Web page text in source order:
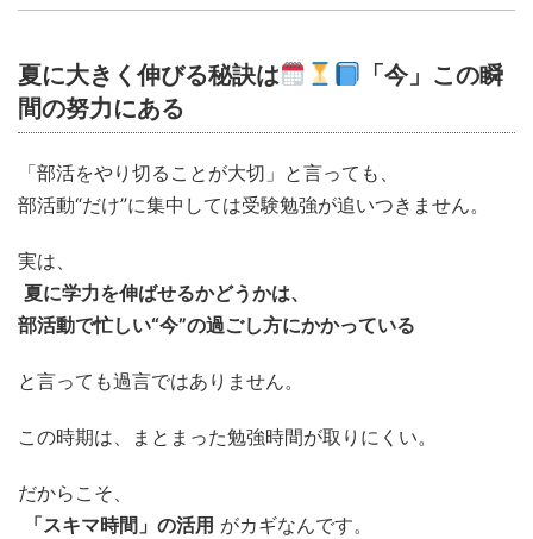
夏に大きく伸びる秘訣は
「今」この瞬
間の努力にある
「部活をやり切ることが大切」と言っても、
部活動“だけ”に集中しては受験勉強が追いつきません。
実は、
夏に学力を伸ばせるかどうかは、
部活動で忙しい“今”の過ごし方にかかっている
と言っても過言ではありません。
この時期は、まとまった勉強時間が取りにくい。
だからこそ、
「スキマ時間」の活用 がカギなんです。